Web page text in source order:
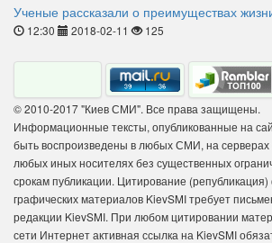
Ученые рассказали о преимуществах
12:30 2018-02-11 125
© 2010-2017 "Киев СМИ". Все права защищены.
Информационные тексты, опубликованные на
быть воспроизведены в любых СМИ, на серверах
любых иных носителях без существенных
срокам публикации. Цитирование
графических материалов KievSMI требует
редакции KievSMI. При любом цитировании
сети Интернет активная ссылка на KievSMI